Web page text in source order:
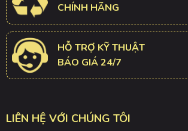
CHÍNH HÃNG
HỖ TRỢ KỸ THUẬT
BÁO GIÁ 24/7
LIÊN HỆ VỚI CHÚNG TÔI